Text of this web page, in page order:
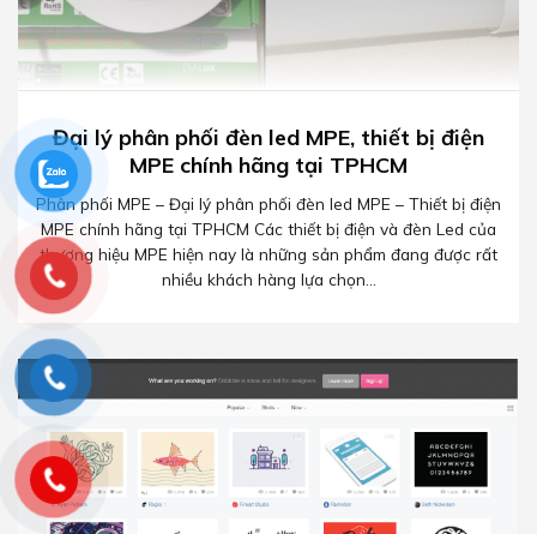
Đại lý phân phối đèn led MPE, thiết bị điện
MPE chính hãng tại TPHCM
Phân phối MPE – Đại lý phân phối đèn led MPE – Thiết bị điện
MPE chính hãng tại TPHCM Các thiết bị điện và đèn Led của
thương hiệu MPE hiện nay là những sản phẩm đang được rất
nhiều khách hàng lựa chọn...